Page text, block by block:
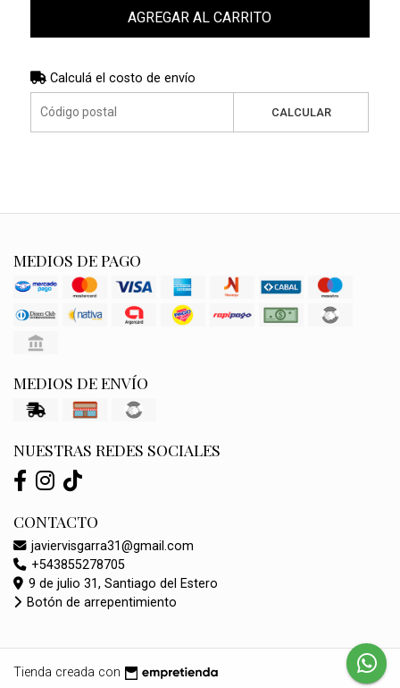
AGREGAR AL CARRITO
Calculá el costo de envío
CALCULAR
MEDIOS DE PAGO
MEDIOS DE ENVÍO
NUESTRAS REDES SOCIALES
CONTACTO
javiervisgarra31@gmail.com
+543855278705
9 de julio 31, Santiago del Estero
Botón de arrepentimiento
Tienda creada con